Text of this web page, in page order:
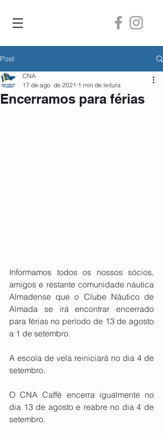
Post
Encerramos para férias
CNA
17 de ago. de 2021 1 min de leitura
Informamos todos os nossos sócios,
amigos e restante comunidade náutica
Almadense que o Clube Náutico de
Almada se irá encontrar encerrado
para férias no período de 13 de agosto
a 1 de setembro.
A escola de vela reiniciará no dia 4 de
setembro.
O CNA Caffè encerra igualmente no
dia 13 de agosto e reabre no dia 4 de
setembro.